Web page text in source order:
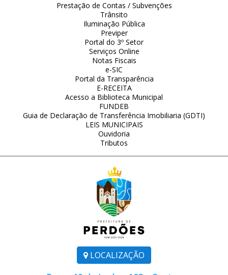
LOCALIZAÇÃO
Prestação de Contas / Subvenções
Trânsito
Iluminação Pública
Previper
Portal do 3º Setor
Serviços Online
Notas Fiscais
e-SIC
Portal da Transparência
E-RECEITA
Acesso a Biblioteca Municipal
FUNDEB
Guia de Declaração de Transferência Imobiliaria (GDTI)
LEIS MUNICIPAIS
Ouvidoria
Tributos